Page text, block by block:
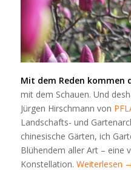
Mit dem Reden kommen
mit dem Schauen. Und
Jürgen Hirschmann von
Landschafts- und
chinesische Gärten, ich
Blühendem aller Art – eine
Konstellation. Weiterlesen